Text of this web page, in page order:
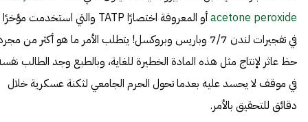
acetone peroxide
أو المعروفة اختصارًا TATP والتي استخدمت مؤخرًا
في تفجيرات لندن 7/7 وباريس وبروكسل! يتطلب الأمر ما هو أكثر من
حظ عاثر لإنتاج مثل هذه المادة الخطيرة للغاية، وبالطبع وجد الطالب
في موقف لا يحسد عليه بعدما تحول الحرم الجامعي لثكنة عسكرية خلال
دقائق للتحقيق بالأمر.